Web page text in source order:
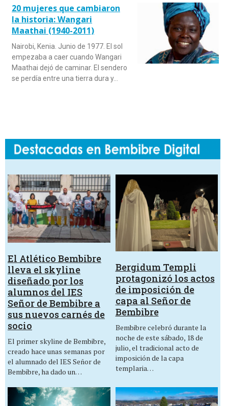
20 mujeres que cambiaron
la historia: Wangari
Maathai (1940-2011)
Nairobi, Kenia. Junio de 1977. El sol
empezaba a caer cuando Wangari
Maathai dejó de caminar. El sendero
se perdía entre una tierra dura y…
El Atlético Bembibre
lleva el skyline
diseñado por los
alumnos del IES
Señor de Bembibre a
sus nuevos carnés de
socio
El primer skyline de Bembibre,
creado hace unas semanas por
el alumnado del IES Señor de
Bembibre, ha dado un…
Bergidum Templi
protagonizó los actos
de imposición de
capa al Señor de
Bembibre
Bembibre celebró durante la
noche de este sábado, 18 de
julio, el tradicional acto de
imposición de la capa
templaria…